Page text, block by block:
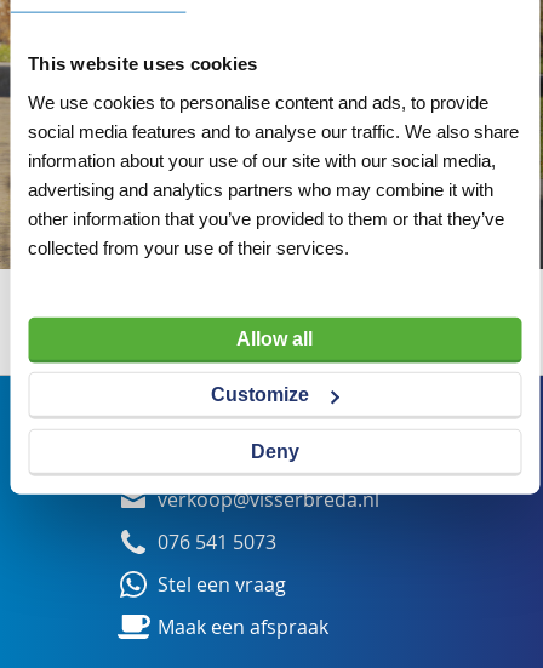
This website uses cookies
We use cookies to personalise content and ads, to provide
social media features and to analyse our traffic. We also share
information about your use of our site with our social media,
advertising and analytics partners who may combine it with
other information that you’ve provided to them or that they’ve
collected from your use of their services.
Allow all
Customize
Deny
Wij adviseren u graag
Bezoekadres
Veldsteen 25, 4815 PK Breda
verkoop@visserbreda.nl
076 541 5073
Stel een vraag
Maak een afspraak